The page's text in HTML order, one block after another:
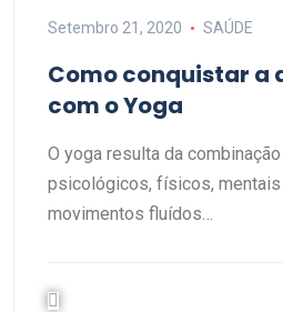
Setembro 21, 2020 SAÚDE
Como conquistar a
com o Yoga
O yoga resulta da
psicológicos, físicos,
movimentos fluídos…